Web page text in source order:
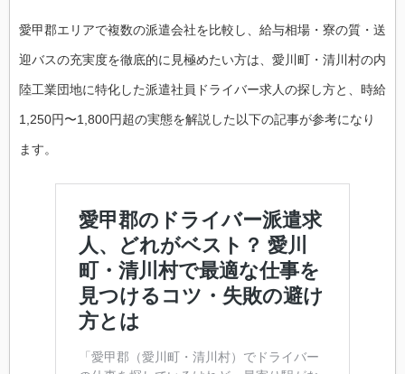
愛甲郡エリアで複数の派遣会社を比較し、給与相場・寮の質・送
迎バスの充実度を徹底的に見極めたい方は、愛川町・清川村の内
陸工業団地に特化した派遣社員ドライバー求人の探し方と、時給
1,250円〜1,800円超の実態を解説した以下の記事が参考になり
ます。